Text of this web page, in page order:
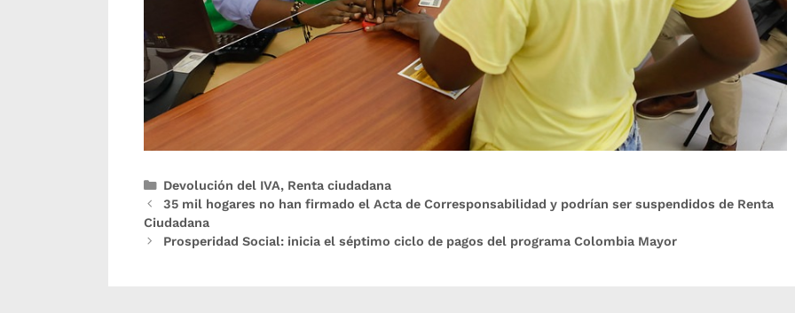
Devolución del IVA, Renta ciudadana
35 mil hogares no han firmado el Acta de Corresponsabilidad y podrían ser suspendidos de Renta
Ciudadana
Prosperidad Social: inicia el séptimo ciclo de pagos del programa Colombia Mayor